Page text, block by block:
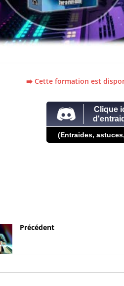
➡️ Cette formation est
Clique
(Entraides,
Précédent